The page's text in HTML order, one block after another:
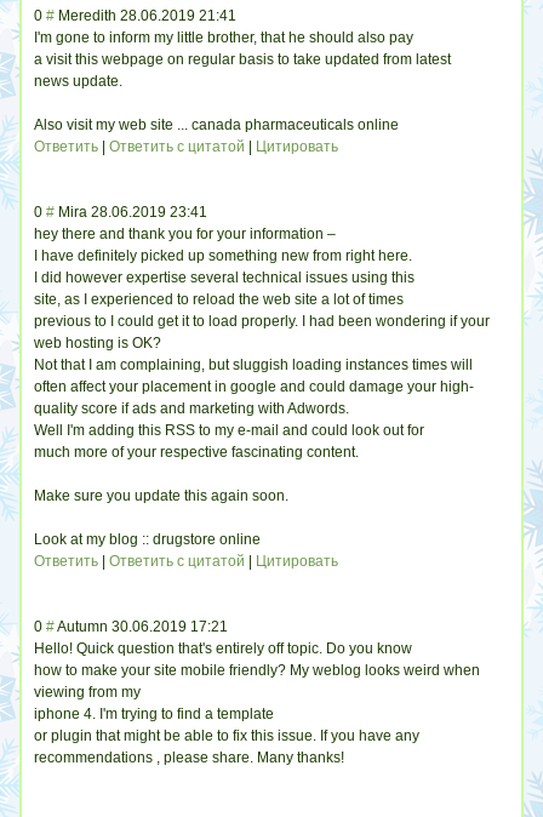
0 # Meredith 28.06.2019 21:41
I'm gone to inform my little brother, that he should also pay
a visit this webpage on regular basis to take updated from latest
news update.
Also visit my web site ... canada pharmaceuticals online
Ответить |Ответить с цитатой Цитировать
0 # Mira 28.06.2019 23:41
hey there and thank you for your information –
I have definitely picked up something new from right here.
I did however expertise several technical issues using this
site, as I experienced to reload the web site a lot of times
previous to I could get it to load properly. I had been wondering if your
web hosting is OK?
Not that I am complaining, but sluggish loading instances times will
often affect your placement in google and could damage your high-
quality score if ads and marketing with Adwords.
Well I'm adding this RSS to my e-mail and could look out for
much more of your respective fascinating content.
Make sure you update this again soon.
Look at my blog :: drugstore online
Ответить |Ответить с цитатой Цитировать
0 #Autumn 30.06.2019 17:21
Hello! Quick question that's entirely off topic. Do you know
how to make your site mobile friendly? My weblog looks weird when
viewing from my
iphone 4. I'm trying to find a template
or plugin that might be able to fix this issue. If you have any
recommendations , please share. Many thanks!